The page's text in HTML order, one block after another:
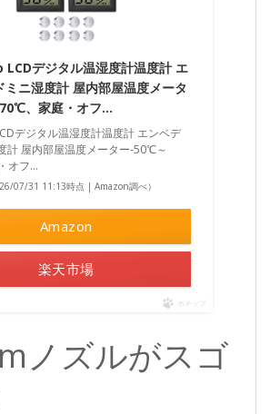
デジタル温湿度計温度計 エ
ミニ湿度計 屋内部屋温度メータ
、家庭・オフ…
デジタル温湿度計温度計 エンベデ
計 屋内部屋温度メーター-50℃～
オフ…
07/31 11:13時点 | Amazon調べ）
Amazon
楽天市場
ポチップ
ノズルがスゴ